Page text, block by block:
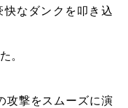
快なダンクを叩き込
。
攻撃をスムーズに演